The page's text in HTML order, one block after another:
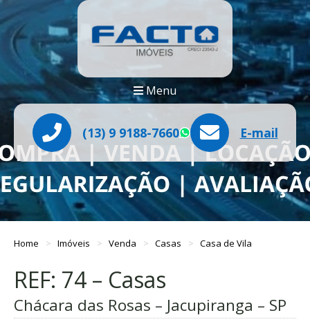
Menu
(13) 9 9188-7660 WhatsApp
E-mail
Home Imóveis Venda Casas Casa de Vila
REF: 74 – Casas
Chácara das Rosas – Jacupiranga – SP